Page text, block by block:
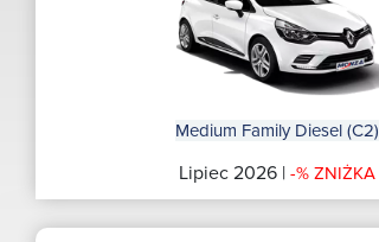
Medium Family Diesel (C2)
Lipiec 2026 | -% ZNIŻKA